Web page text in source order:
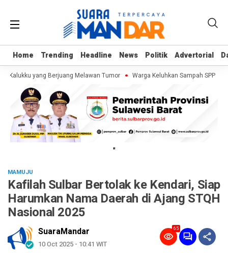
Home Trending Headline News Politik Advertorial
Home Trending Headline News Politik Advertorial
yang Berjuang Melawan Tumor Warga Keluhkan Sampah SPPG
"
MAMUJU
Kafilah Sulbar Bertolak ke Kendari, Siap
Harumkan Nama Daerah di Ajang STQH
Nasional 2025
SuaraMandar
10 Oct 2025 - 10:41 WIT
65